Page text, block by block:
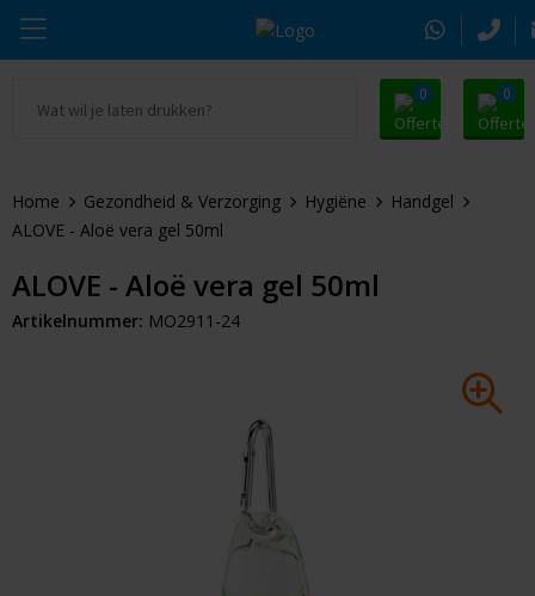
0 0
Drinkwaren
Tassen & Reizen
Sleutelhangers & Tools
Alle promosnoepje
Zomer
Kerst
Thule
Alle merken
Home Gezondheid & Verzorging Hygiëne
Handgel
ALOVE - Aloë vera gel 50ml
ALOVE - Aloë vera gel 50ml
Artikelnummer: MO2911-24